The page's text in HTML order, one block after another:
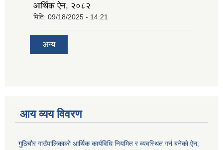
आर्थिक ऐन, २०८२
मिति: 09/18/2025 - 14:21
अन्य
आय व्यय विवरण
गुठिचौर गाउँपालिकाको आर्थिक कार्यविधि नियमित र व्यवस्थित गर्न बनेको ऐन,